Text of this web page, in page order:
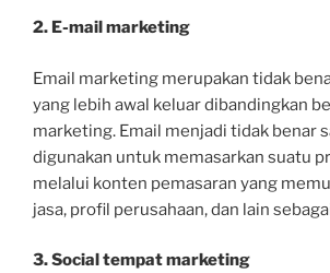
2. E-mail marketing
Email marketing merupakan tidak
yang lebih awal keluar dibandingkan
marketing. Email menjadi tidak benar
digunakan untuk memasarkan suatu
melalui konten pemasaran yang
jasa, profil perusahaan, dan lain
3. Social tempat marketing